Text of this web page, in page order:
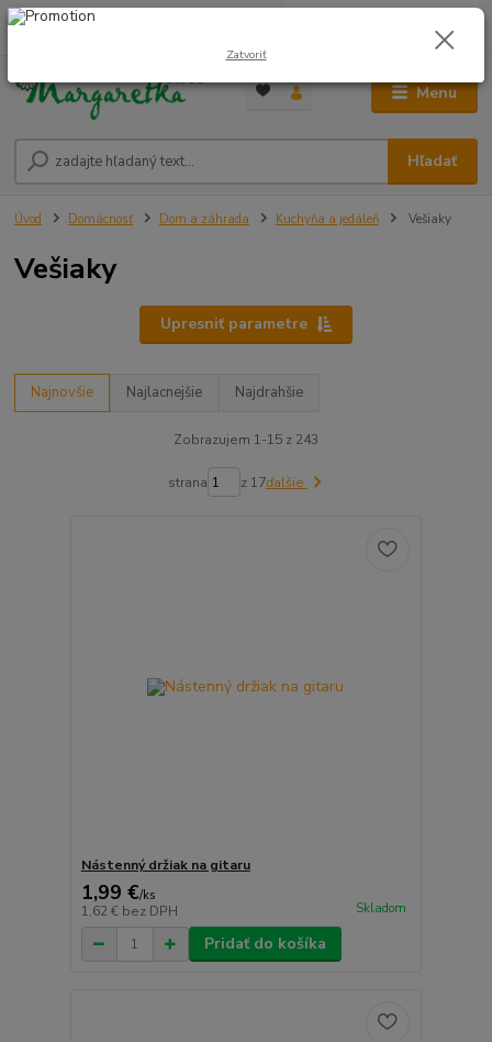
Menu
Hľadať
0948 236 042
0,00 €
Úvod Domácnosť Dom a záhrada Kuchyňa a jedáleň Vešiaky
Vešiaky
Upresniť parametre
Najnovšie Najlacnejšie Najdrahšie
Zobrazujem 1-15 z 243
strana z 17ďalšie
Nástenný držiak na gitaru
1,99 €/ks
1,62 € bez DPH Skladom
Pridať do košíka
Zatvoriť